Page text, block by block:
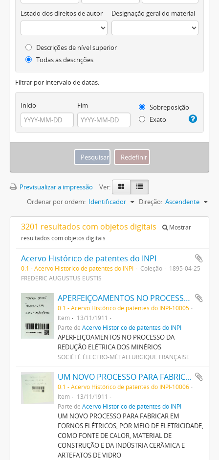
Estado dos direitos de autor Designação geral do material
Descrições de nível superior
Todas as descrições
Filtrar por intervalo de datas:
Início Fim
Sobreposição
Exato
Previsualizar a impressão
Ver:
Ordenar por ordem: Identificador Direção: Ascendente
3201 resultados com objetos digitais
Mostrar
resultados com objetos digitais
Acervo Histórico de patentes do INPI
0.1 - Acervo Histórico de patentes do INPI Coleção
1895-04-25
FREDERIC AUGUSTUS EUSTIS
APERFEIÇOAMENTOS NO PROCESSO DA REDUCÇÃO ELECTRICA DOS MINERIOS
0.1 - Acervo Histórico de patentes do INPI-10005
Item
13/11/1911
Parte de Acervo Histórico de patentes do INPI
APERFEIÇOAMENTOS NO PROCESSO DA
REDUÇÃO ELÉTRICA DOS MINÉRIOS
SOCIÉTÉ ÉLECTRO-MÉTALLURGIQUE FRANÇAISE
UM NOVO PROCESSO PARA FABRICAR EM FORNOS ELECTRICOS, POR MEIO DE ELETRICIDADE, COMO FONTE DE CALOR, MATERIAL DE CONSTRUÇÃO E DA INDUSTRIA CERAMICA E ARTEFACTOS DE VIDRO,
0.1 - Acervo Histórico de patentes do INPI-10006
Item
13/11/1911
Parte de Acervo Histórico de patentes do INPI
UM NOVO PROCESSO PARA FABRICAR EM
FORNOS ELÉTRICOS, POR MEIO DE ELETRICIDADE,
COMO FONTE DE CALOR, MATERIAL DE
CONSTRUÇÃO E DA INDÚSTRIA CERÂMICA E
ARTEFATOS DE VIDRO